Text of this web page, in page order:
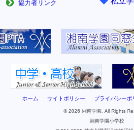
協力者リンク
ホーム サイトポリシー プライバシーポ
© 2026 湘南学園. All Rights
湘南学園小学校